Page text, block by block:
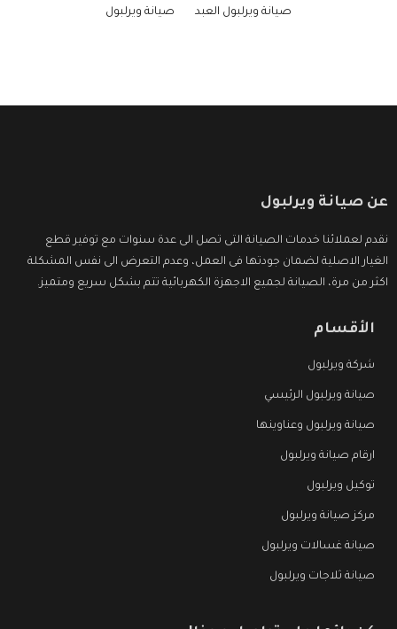
صيانة ويرلبول العبد صيانة ويرلبول
عن صيانة ويرلبول
نقدم لعملائنا خدمات الصيانة التى تصل الى عدة سنوات مع توفير قطع
الغيار الاصلية لضمان جودتها فى العمل، وعدم التعرض الى نفس المشكلة
اكثر من مرة، الصيانة لجميع الاجهزة الكهربائية تتم بشكل سريع ومتميز.
الأقسام
شركة ويرلبول
صيانة ويرلبول الرئيسي
صيانة ويرلبول وعناوينها
ارقام صيانة ويرلبول
توكيل ويرلبول
مركز صيانة ويرلبول
صيانة غسالات ويرلبول
صيانة ثلاجات ويرلبول